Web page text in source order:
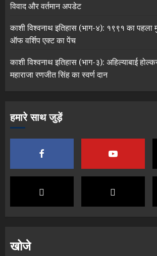
विवाद और वर्तमान अपडेट
काशी विश्वनाथ इतिहास (भाग-४): १९९१ का
ऑफ वर्शिप एक्ट का पेंच
काशी विश्वनाथ इतिहास (भाग-३): अहिल्याबाई
महाराजा रणजीत सिंह का स्वर्ण दान
हमारे साथ जुड़ें
खोजे